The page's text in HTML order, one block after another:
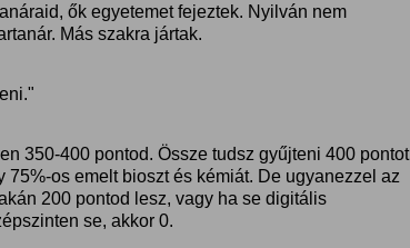
ők egyetemet fejeztek. Nyilván nem
Más szakra jártak.
350-400 pontod. Össze tudsz gyűjteni 400 pontot
os emelt bioszt és kémiát. De ugyanezzel az
200 pontod lesz, vagy ha se digitális
se, akkor 0.